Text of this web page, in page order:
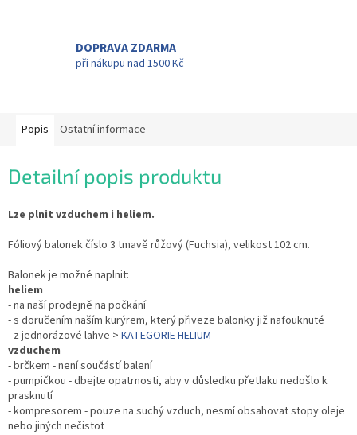
DOPRAVA ZDARMA
při nákupu nad 1500 Kč
Popis Ostatní informace
Detailní popis produktu
Lze plnit vzduchem i heliem.
Fóliový balonek číslo 3 tmavě růžový (Fuchsia), velikost 102 cm.
Balonek je možné naplnit:
heliem
- na naší prodejně na počkání
- s doručením naším kurýrem, který přiveze balonky již nafouknuté
- z jednorázové lahve > KATEGORIE HELIUM
vzduchem
- brčkem - není součástí balení
- pumpičkou - dbejte opatrnosti, aby v důsledku přetlaku nedošlo k
prasknutí
- kompresorem - pouze na suchý vzduch, nesmí obsahovat stopy oleje
nebo jiných nečistot